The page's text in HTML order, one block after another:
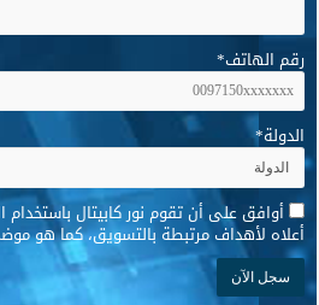
رقم الهاتف*
الدولة*
* أوافق على أن تقوم نور كابيتال
أعلاه لأهداف مرتبطة بالتسويق، كما هو